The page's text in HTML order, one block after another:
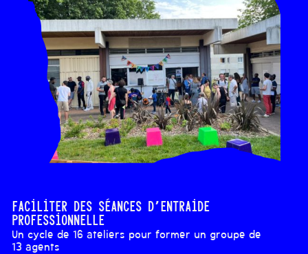
Faciliter des séances d’entraide
professionnelle
Un cycle de 16 ateliers pour former un groupe de
13 agents